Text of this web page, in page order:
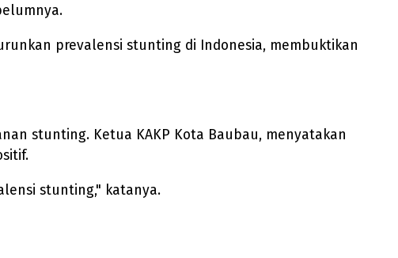
prevalensi stunting di Indonesia, membuktikan
stunting. Ketua KAKP Kota Baubau, menyatakan
stunting," katanya.